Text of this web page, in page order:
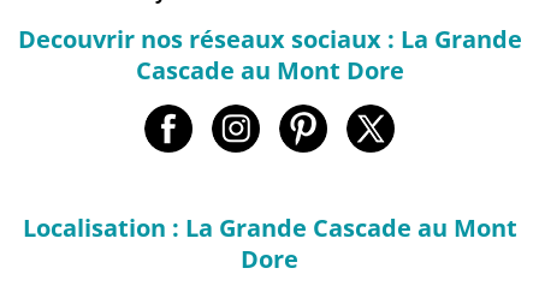
Decouvrir nos réseaux sociaux : La Grande
Cascade au Mont Dore
Localisation : La Grande Cascade au Mont
Dore